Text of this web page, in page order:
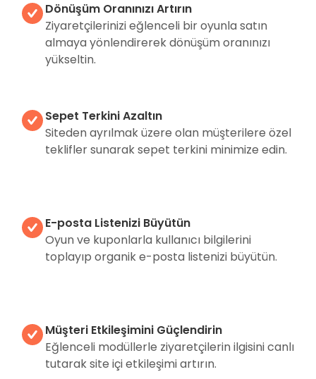
Dönüşüm Oranınızı Artırın
Ziyaretçilerinizi eğlenceli bir oyunla satın
almaya yönlendirerek dönüşüm oranınızı
yükseltin.
Sepet Terkini Azaltın
Siteden ayrılmak üzere olan müşterilere özel
teklifler sunarak sepet terkini minimize edin.
E-posta Listenizi Büyütün
Oyun ve kuponlarla kullanıcı bilgilerini
toplayıp organik e-posta listenizi büyütün.
Müşteri Etkileşimini Güçlendirin
Eğlenceli modüllerle ziyaretçilerin ilgisini canlı
tutarak site içi etkileşimi artırın.